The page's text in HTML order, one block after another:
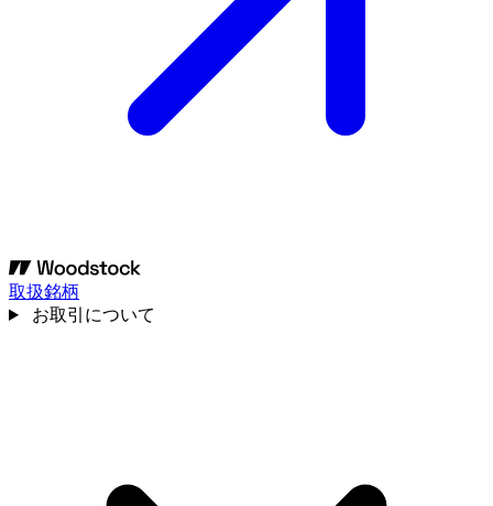
取扱銘柄
お取引について